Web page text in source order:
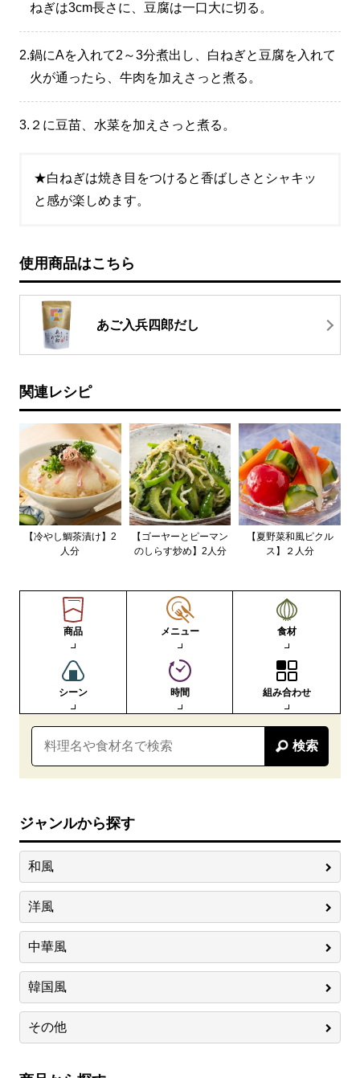
ねぎは3cm長さに、豆腐は一口大に切る。
2.鍋にAを入れて2～3分煮出し、白ねぎと豆腐を入れて
火が通ったら、牛肉を加えさっと煮る。
3. ２に豆苗、水菜を加えさっと煮る。
★白ねぎは焼き目をつけると香ばしさとシャキッ
と感が楽しめます。
使用商品はこちら
あご入兵四郎だし
関連レシピ
【冷やし鯛茶漬け】2
人分
【ゴーヤーとピーマン
のしらす炒め】2人分
【夏野菜和風ピクル
ス】２人分
商品 メニュー 食材
シーン 時間 組み合わせ
検索
ジャンルから探す
和風
洋風
中華風
韓国風
その他